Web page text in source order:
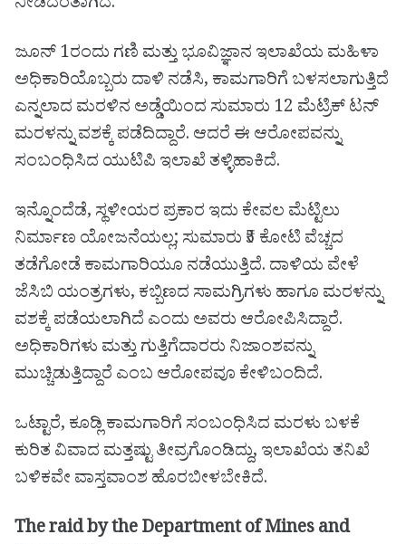
ಜೂನ್ 1ರಂದು ಗಣಿ ಮತ್ತು ಭೂವಿಜ್ಞಾನ ಇಲಾಖೆಯ ಮಹಿಳಾ
ಅಧಿಕಾರಿಯೊಬ್ಬರು ದಾಳಿ ನಡೆಸಿ, ಕಾಮಗಾರಿಗೆ ಬಳಸಲಾಗುತ್ತಿದೆ
ಎನ್ನಲಾದ ಮರಳಿನ ಅಡ್ಡೆಯಿಂದ ಸುಮಾರು 12 ಮೆಟ್ರಿಕ್ ಟನ್
ಮರಳನ್ನು ವಶಕ್ಕೆ ಪಡೆದಿದ್ದಾರೆ. ಆದರೆ ಈ ಆರೋಪವನ್ನು
ಸಂಬಂಧಿಸಿದ ಯುಟಿಪಿ ಇಲಾಖೆ ತಳ್ಳಿಹಾಕಿದೆ.
ಇನ್ನೊಂದೆಡೆ, ಸ್ಥಳೀಯರ ಪ್ರಕಾರ ಇದು ಕೇವಲ ಮೆಟ್ಟಿಲು
ನಿರ್ಮಾಣ ಯೋಜನೆಯಲ್ಲ; ಸುಮಾರು ₹5 ಕೋಟಿ ವೆಚ್ಚದ
ತಡೆಗೋಡೆ ಕಾಮಗಾರಿಯೂ ನಡೆಯುತ್ತಿದೆ. ದಾಳಿಯ ವೇಳೆ
ಜೆಸಿಬಿ ಯಂತ್ರಗಳು, ಕಬ್ಬಿಣದ ಸಾಮಗ್ರಿಗಳು ಹಾಗೂ ಮರಳನ್ನು
ವಶಕ್ಕೆ ಪಡೆಯಲಾಗಿದೆ ಎಂದು ಅವರು ಆರೋಪಿಸಿದ್ದಾರೆ.
ಅಧಿಕಾರಿಗಳು ಮತ್ತು ಗುತ್ತಿಗೆದಾರರು ನಿಜಾಂಶವನ್ನು
ಮುಚ್ಚಿಡುತ್ತಿದ್ದಾರೆ ಎಂಬ ಆರೋಪವೂ ಕೇಳಿಬಂದಿದೆ.
ಒಟ್ಟಾರೆ, ಕೂಡ್ಲಿ ಕಾಮಗಾರಿಗೆ ಸಂಬಂಧಿಸಿದ ಮರಳು ಬಳಕೆ
ಕುರಿತ ವಿವಾದ ಮತ್ತಷ್ಟು ತೀವ್ರಗೊಂಡಿದ್ದು, ಇಲಾಖೆಯ ತನಿಖೆ
ಬಳಿಕವೇ ವಾಸ್ತವಾಂಶ ಹೊರಬೀಳಬೇಕಿದೆ.
The raid by the Department of Mines and